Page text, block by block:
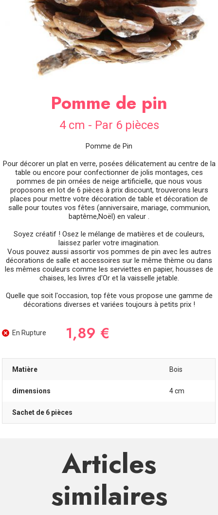
SOIRÉE
OCCASIONS
Pomme de pin
4 cm - Par 6 pièces
Pomme de Pin
Pour décorer un plat en verre, posées délicatement au centre de la
table ou encore pour confectionner de jolis montages, ces
pommes de pin ornées de neige artificielle, que nous vous
proposons en lot de 6 pièces à prix discount, trouverons leurs
places pour mettre votre décoration de table et décoration de
salle pour toutes vos fêtes (anniversaire, mariage, communion,
baptême,Noël) en valeur .
Soyez créatif ! Osez le mélange de matières et de couleurs,
laissez parler votre imagination.
Vous pouvez aussi assortir vos pommes de pin avec les autres
décorations de salle et accessoires sur le même thème ou dans
les mêmes couleurs comme les serviettes en papier, housses de
chaises, les livres d'Or et la vaisselle jetable.
Quelle que soit l'occasion, top fête vous propose une gamme de
décorations diverses et variées toujours à petits prix !
En Rupture 1,89 €
Matière Bois
dimensions 4 cm
Sachet de 6 pièces
Articles
similaires